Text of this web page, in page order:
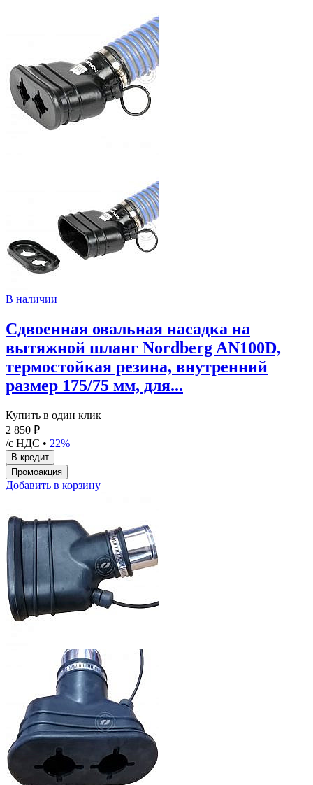
В наличии
Сдвоенная овальная насадка на
вытяжной шланг Nordberg AN100D,
термостойкая резина, внутренний
размер 175/75 мм, для...
Купить в один клик
2 850 ₽
/с НДС • 22%
Добавить в корзину